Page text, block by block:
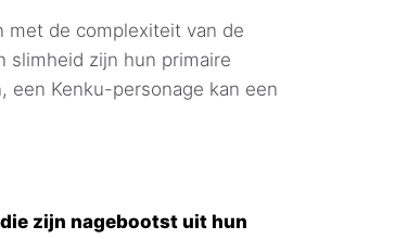
met de complexiteit van de
slimheid zijn hun primaire
een Kenku-personage kan een
zijn nagebootst uit hun